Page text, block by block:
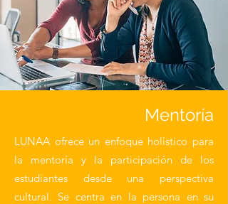
Mentoría
LUNAA ofrece un enfoque holístico para
la mentoría y la participación de los
estudiantes desde una perspectiva
cultural. Se centra en la persona en su